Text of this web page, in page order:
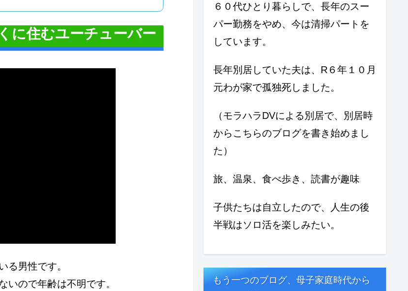
に住むユーチューバー
る男性です。
いので年齢は不明です。
６０代ひとり暮らしで、長年のスー
パー勤務をやめ、今は清掃パートを
しています。
長年別居していた夫は、R６年１０月
元わが家で孤独死しました。
（モラハラDVによる別居で、別居時
からこちらのブログを書き始めまし
た）
旅、温泉、食べ歩き、読書が趣味
子供たちは自立したので、人生の後
半戦はソロ活を楽しみたい。
もう一つのブログ、母子家庭時代から